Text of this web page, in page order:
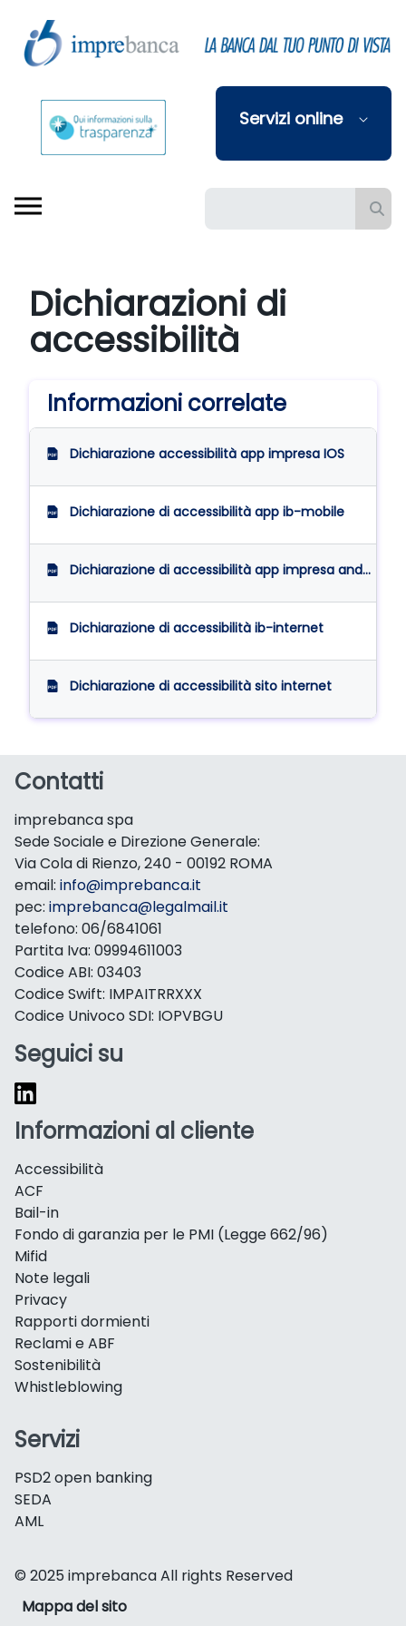
Skip to Main Content
Servizi online
Barra di ricerca
Dichiarazioni di
accessibilità
Informazioni correlate
Dichiarazione accessibilità app impresa IOS
Dichiarazione di accessibilità app ib-mobile
Dichiarazione di accessibilità app impresa android
Dichiarazione di accessibilità ib-internet
Dichiarazione di accessibilità sito internet
Contatti
imprebanca spa
Sede Sociale e Direzione Generale:
Via Cola di Rienzo, 240 - 00192 ROMA
email: info@imprebanca.it
pec: imprebanca@legalmail.it
telefono: 06/6841061
Partita Iva: 09994611003
Codice ABI: 03403
Codice Swift: IMPAITRRXXX
Codice Univoco SDI: IOPVBGU
Seguici su
Informazioni al cliente
Accessibilità
ACF
Bail-in
Fondo di garanzia per le PMI (Legge 662/96)
Mifid
Note legali
Privacy
Rapporti dormienti
Reclami e ABF
Sostenibilità
Whistleblowing
Servizi
PSD2 open banking
SEDA
AML
© 2025 imprebanca All rights Reserved
Mappa del sito